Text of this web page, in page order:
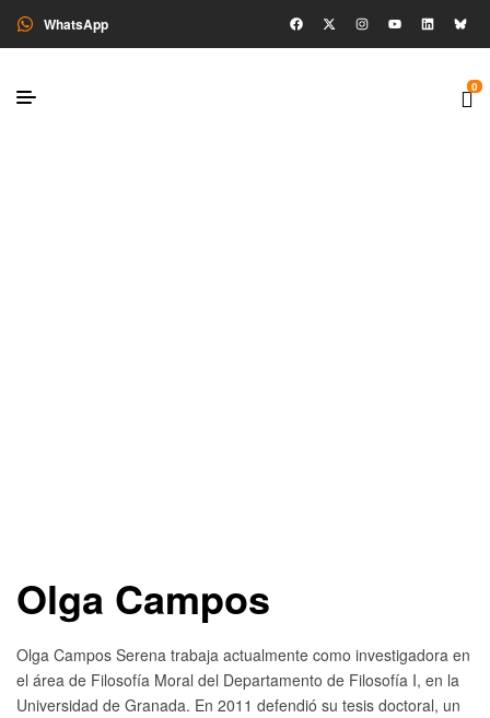
WhatsApp
0
Olga Campos
Olga Campos Serena trabaja actualmente como investigadora en
el área de Filosofía Moral del Departamento de Filosofía I, en la
Universidad de Granada. En 2011 defendió su tesis doctoral, un